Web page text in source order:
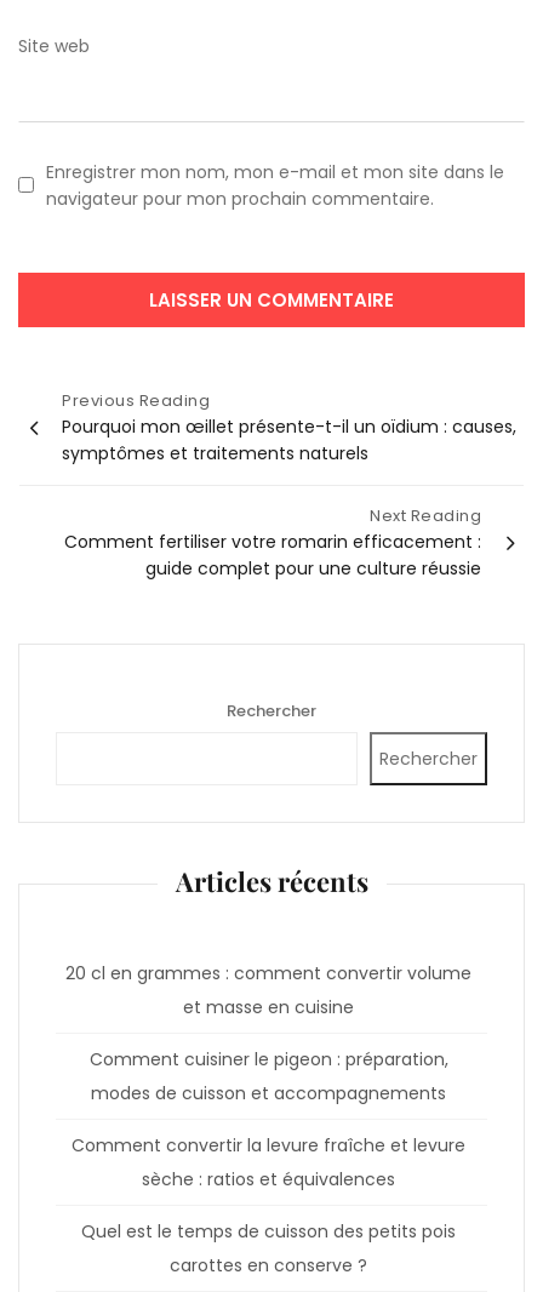
Site web
Enregistrer mon nom, mon e-mail et mon site dans le
navigateur pour mon prochain commentaire.
Navigation
de
l’article
Previous Reading
Pourquoi mon œillet présente-t-il un oïdium : causes,
symptômes et traitements naturels
Next Reading
Comment fertiliser votre romarin efficacement :
guide complet pour une culture réussie
Rechercher
Rechercher
Articles récents
20 cl en grammes : comment convertir volume
et masse en cuisine
Comment cuisiner le pigeon : préparation,
modes de cuisson et accompagnements
Comment convertir la levure fraîche et levure
sèche : ratios et équivalences
Quel est le temps de cuisson des petits pois
carottes en conserve ?